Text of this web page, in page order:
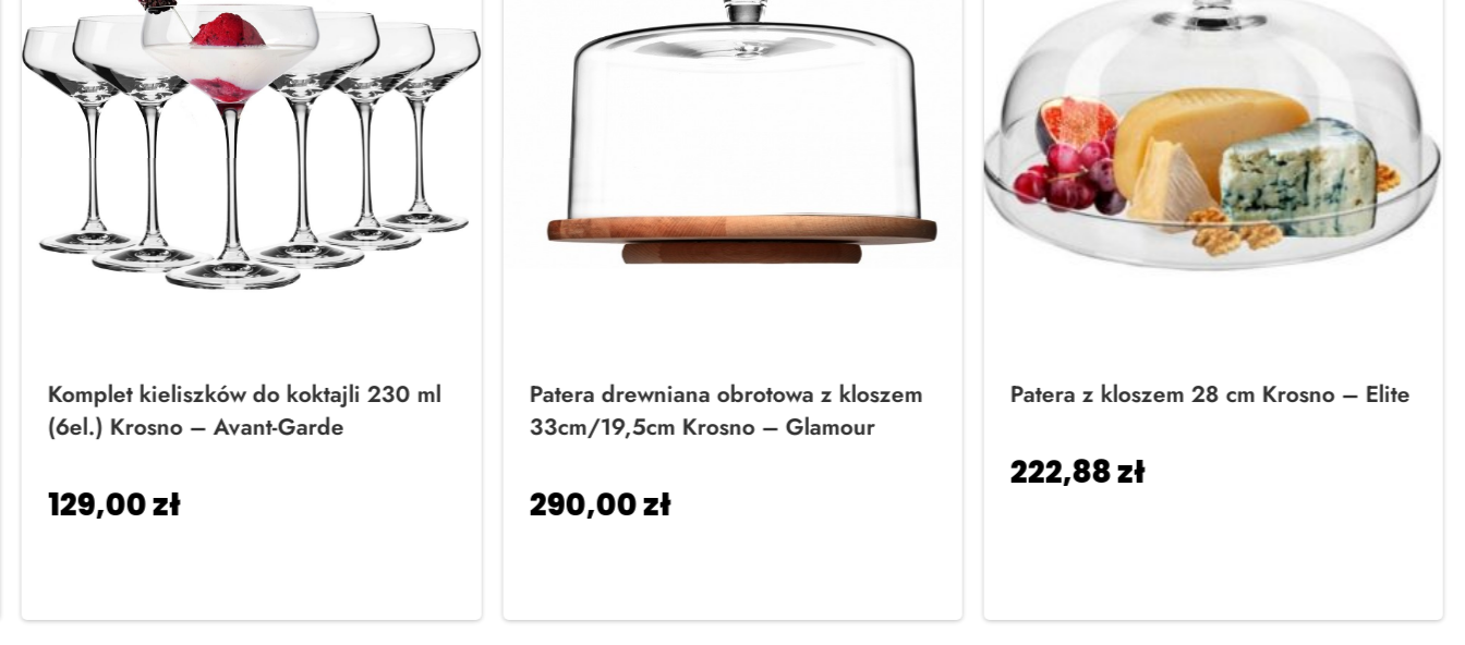
Komplet kieliszków do koktajli 230 ml
(6el.) Krosno – Avant-Garde
129,00zł
Patera drewniana obrotowa z kloszem
33cm/19,5cm Krosno – Glamour
290,00zł
Patera z kloszem 28 cm Krosno – Elite
222,88zł